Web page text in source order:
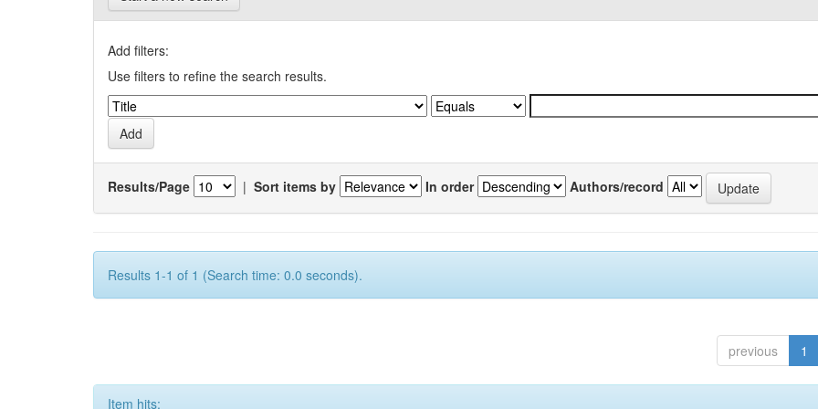
Add filters:
Use filters to refine the search results.
Results/Page | Sort items by In order Authors/record
Results 1-1 of 1 (Search time: 0.0 seconds).
previous 1
Item hits: